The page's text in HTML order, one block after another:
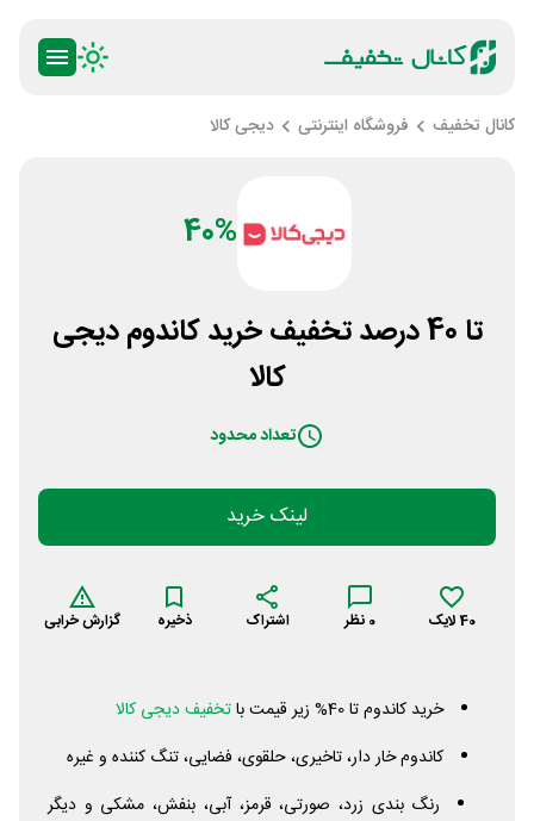
کانال تخفیف فروشگاه اینترنتی دیجی کالا
40%
تا 40 درصد تخفیف خرید کاندوم دیجی
کالا
تعداد محدود
لینک خرید
40 لایک 0 نظر اشتراک ذخیره گزارش خرابی
خرید کاندوم تا 40% زیر قیمت با
تخفیف دیجی کالا
کاندوم خار دار، تاخیری، حلقوی، فضایی، تنگ کننده و غیره
رنگ بندی زرد، صورتی، قرمز، آبی، بنفش، مشکی و دیگر